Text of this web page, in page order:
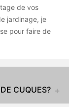
de vos
jardinage, je
pour faire de
CUQUES?